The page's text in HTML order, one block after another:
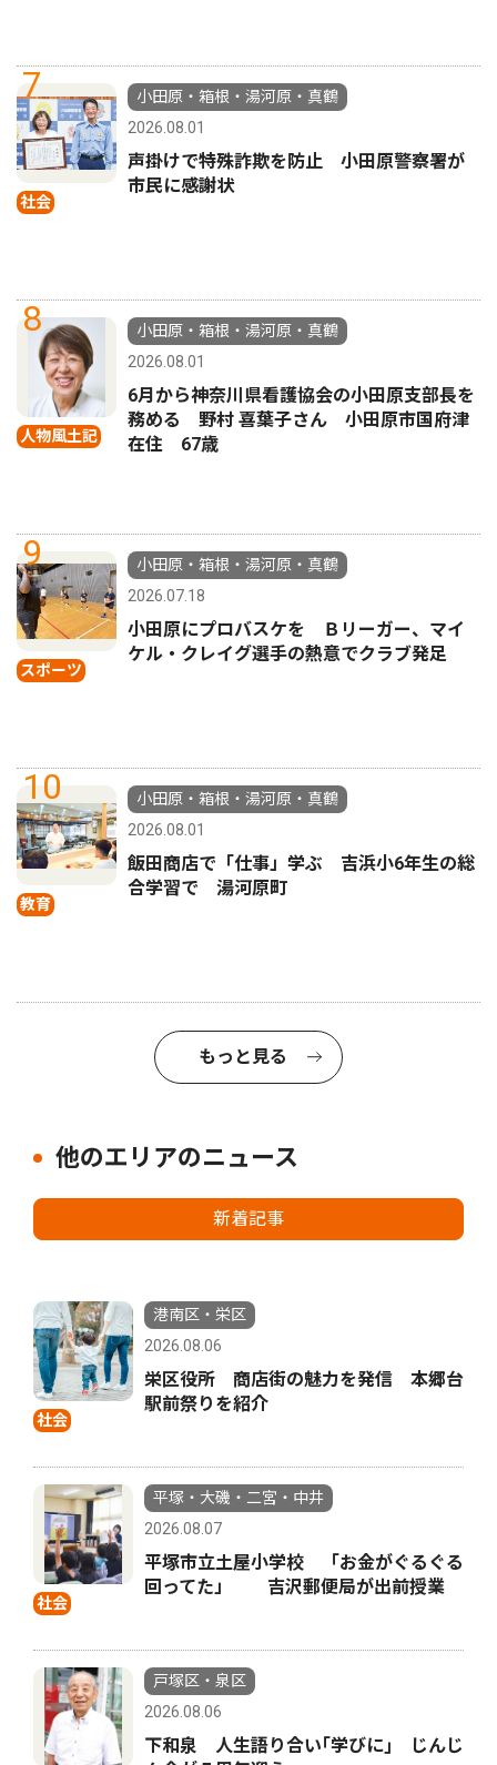
7
社会
小田原・箱根・湯河原・真鶴
2026.08.01
声掛けで特殊詐欺を防止 小田原警察署が
市民に感謝状
8
人物風土記
小田原・箱根・湯河原・真鶴
2026.08.01
6月から神奈川県看護協会の小田原支部長を
務める 野村 喜葉子さん 小田原市国府津
在住 67歳
9
スポーツ
小田原・箱根・湯河原・真鶴
2026.07.18
小田原にプロバスケを Ｂリーガー、マイ
ケル・クレイグ選手の熱意でクラブ発足
10
教育
小田原・箱根・湯河原・真鶴
2026.08.01
飯田商店で「仕事」学ぶ 吉浜小6年生の総
合学習で 湯河原町
もっと見る
他のエリアのニュース
新着記事
社会
港南区・栄区
2026.08.06
栄区役所 商店街の魅力を発信 本郷台
駅前祭りを紹介
社会
平塚・大磯・二宮・中井
2026.08.07
平塚市立土屋小学校 「お金がぐるぐる
回ってた」 吉沢郵便局が出前授業
戸塚区・泉区
2026.08.06
下和泉 人生語り合い｢学びに｣ じんじ